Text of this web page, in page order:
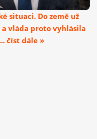
situaci. Do země už
vláda proto vyhlásila
číst dále »